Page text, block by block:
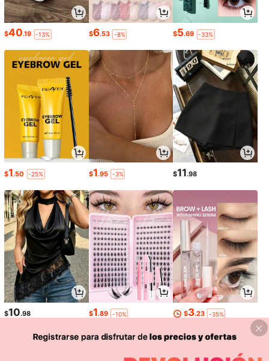
$40.19 -13% $6.53 -8% $5.69 -33%
$1.50 -25% $1.95 -3% $11.98
$10.98 $1.89 -10% $3.23 -35%